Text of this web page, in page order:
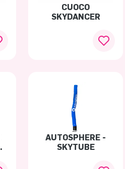
CUOCO
SKYDANCER
AUTOSPHERE -
SKYTUBE